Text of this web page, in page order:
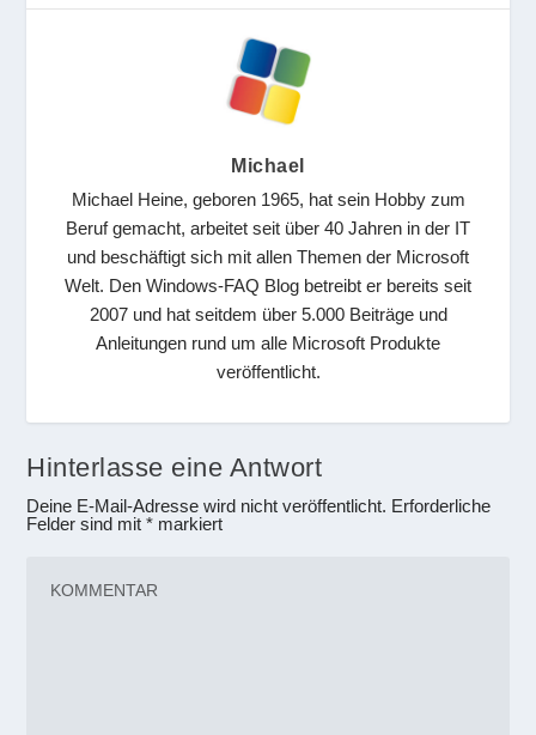
Michael
Michael Heine, geboren 1965, hat sein Hobby zum
Beruf gemacht, arbeitet seit über 40 Jahren in der IT
und beschäftigt sich mit allen Themen der Microsoft
Welt. Den Windows-FAQ Blog betreibt er bereits seit
2007 und hat seitdem über 5.000 Beiträge und
Anleitungen rund um alle Microsoft Produkte
veröffentlicht.
Hinterlasse eine Antwort
Deine E-Mail-Adresse wird nicht veröffentlicht. Erforderliche
Felder sind mit* markiert